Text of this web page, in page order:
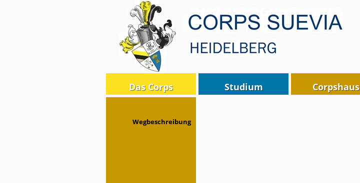
Das Corps Studium Corpshaus
Wegbeschreibung